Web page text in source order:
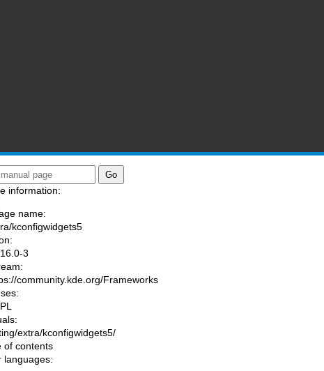
information:
name:
kconfigwidgets5
3
community.kde.org/Frameworks
extra/kconfigwidgets5/
of contents
languages: